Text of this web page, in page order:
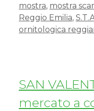
mostra, mostra
Reggio Emilia,
ornitologica
SAN
mercato a